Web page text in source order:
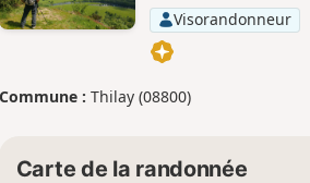
Visorandonneur
Commune : Thilay (08800)
Carte de la randonnée